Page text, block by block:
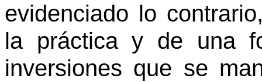
evidenciado lo
la práctica y de una
inversiones que se